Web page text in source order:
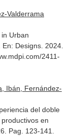
Valderrama
Urban
En: Designs. 2024.
2411-
Ibán, Fernández-
del doble
en
Pag. 123-141.